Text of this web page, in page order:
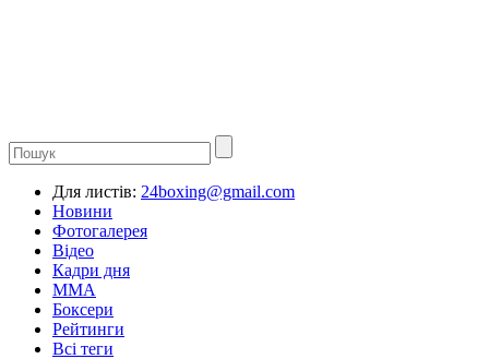
Для листів: 24boxing@gmail.com
Новини
Фотогалерея
Відео
Кадри дня
ММА
Боксери
Рейтинги
Всі теги